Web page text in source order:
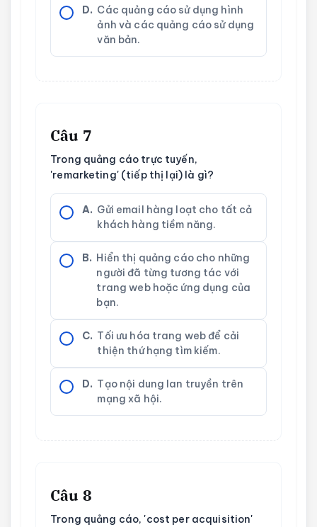
D. Các quảng cáo sử dụng hình
ảnh và các quảng cáo sử dụng
văn bản.
Câu 7
Trong quảng cáo trực tuyến,
'remarketing' (tiếp thị lại) là gì?
A. Gửi email hàng loạt cho tất cả
khách hàng tiềm năng.
B. Hiển thị quảng cáo cho những
người đã từng tương tác với
trang web hoặc ứng dụng của
bạn.
C. Tối ưu hóa trang web để cải
thiện thứ hạng tìm kiếm.
D. Tạo nội dung lan truyền trên
mạng xã hội.
Câu 8
Trong quảng cáo, 'cost per acquisition'